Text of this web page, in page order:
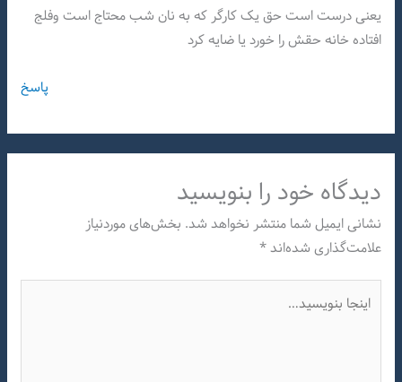
یعنی درست است حق یک کارگر که به نان شب محتاج است وفلج
افتاده خانه حقش را خورد یا ضایه کرد
پاسخ
دیدگاه‌ خود را بنویسید
نشانی ایمیل شما منتشر نخواهد شد. بخش‌های موردنیاز
علامت‌گذاری شده‌اند*
بنویسید…